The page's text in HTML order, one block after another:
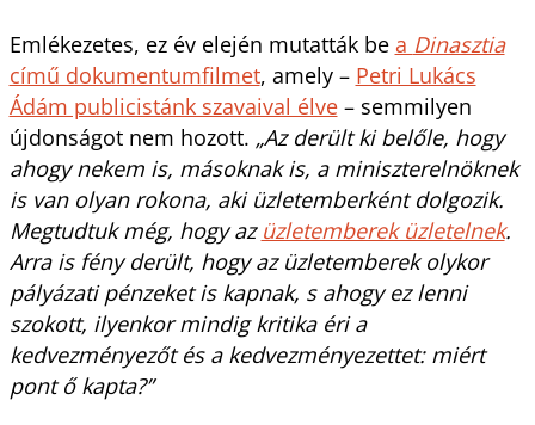
Emlékezetes, ez év elején mutatták be a Dinasztia
című dokumentumfilmet, amely – Petri Lukács
Ádám publicistánk szavaival élve– semmilyen
újdonságot nem hozott. „Az derült ki belőle, hogy
ahogy nekem is, másoknak is, a miniszterelnöknek
is van olyan rokona, aki üzletemberként dolgozik.
Megtudtuk még, hogy az üzletemberek üzletelnek.
Arra is fény derült, hogy az üzletemberek olykor
pályázati pénzeket is kapnak, s ahogy ez lenni
szokott, ilyenkor mindig kritika éri a
kedvezményezőt és a kedvezményezettet: miért
pont ő kapta?”